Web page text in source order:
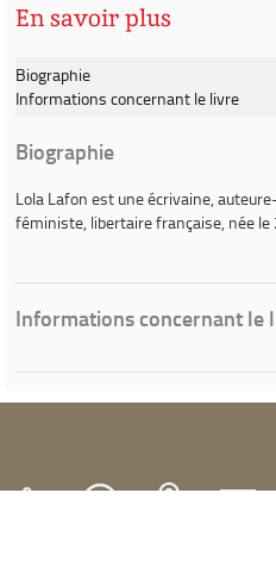
En savoir plus
Biographie
Informations concernant le livre
Biographie
Lola Lafon est une écrivaine,
féministe, libertaire française, née le
Informations concernant le